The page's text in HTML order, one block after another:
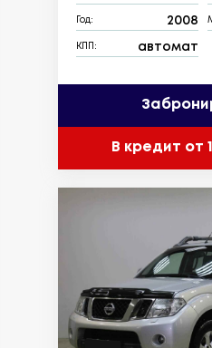
Год: 2008
КПП: автомат
В кредит от